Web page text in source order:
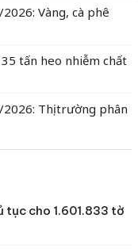
Vàng, cà phê
tấn heo nhiễm chất
Thị trường phân
tục cho 1.601.833 tờ